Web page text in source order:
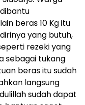
beras 10 Kg itu
yang butuh,
rezeki yang
sebagai tukang
beras itu sudah
langsung
sudah dapat